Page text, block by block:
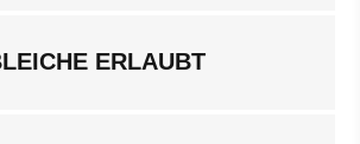
ERLAUBT